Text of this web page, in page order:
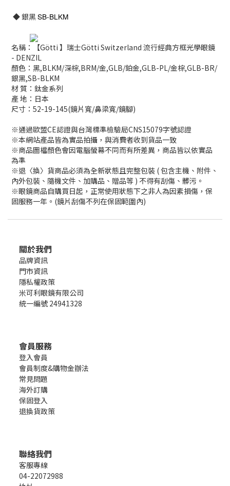
◆ 銀黑SB-BLKM
名稱：【Götti 】瑞士Götti Switzerland 流行經典方框光學眼鏡
- DENZIL
顏色：黑,BLKM/深棕,BRM/金,GLB/鉑金,GLB-PL/金棕,GLB-BR/
銀黑,SB-BLKM
材 質：鈦金系列
產 地：日本
尺寸：52-19-145(鏡片寬/鼻梁寬/鏡腳)
※通過歐盟CE認證與台灣標準檢驗局CNS15079字號認證
※本網站產品皆為實品拍攝，與消費者收到貨品一致
※商品圖檔顏色會因電腦螢幕不同而有所差異，商品皆以依實品
為準
※退〈換〉貨商品必須為全新狀態且完整包裝 ( 包含主機、附件、
內外包裝、隨機文件、加購品、贈品等 ) 不得有刮傷、髒污。
※眼鏡商品自購買日起，正常使用狀態下之非人為因素損傷，保
固服務一年。(鏡片刮傷不列在保固範圍內)
關於我們
品牌資訊
門市資訊
隱私權政策
米可利眼鏡有限公司
統一編號 24941328
會員服務
登入會員
會員制度&購物金辦法
常見問題
海外訂購
保固登入
退換貨政策
聯絡我們
客服專線
04-22072988